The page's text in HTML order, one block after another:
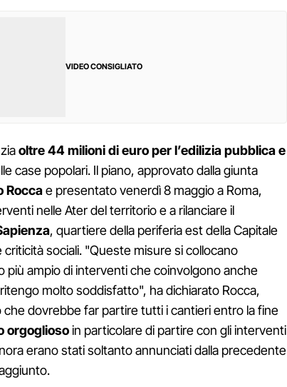
VIDEO CONSIGLIATO
oltre 44 milioni di euro per l’edilizia pubblica e
case popolari. Il piano, approvato dalla giunta
Roccae presentato venerdì 8 maggio a Roma,
nelle Ater del territorio e a rilanciare il
, quartiere della periferia est della Capitale
sociali. "Queste misure si collocano
più ampio di interventi che coinvolgono anche
molto soddisfatto", ha dichiarato Rocca,
che dovrebbe far partire tutti i cantieri entro la fine
orgogliosoin particolare di partire con gli interventi
erano stati soltanto annunciati dalla precedente